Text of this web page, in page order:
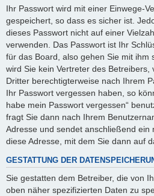
Ihr Passwort wird mit einer Einwege-
gespeichert, so dass es sicher ist.
dieses Passwort nicht auf einer
verwenden. Das Passwort ist Ihr
für das Board, also gehen Sie mit ihm
wird Sie kein Vertreter des Betreibers,
Dritter berechtigterweise nach Ihrem
Ihr Passwort vergessen haben, so
habe mein Passwort vergessen“
fragt Sie dann nach Ihrem
Adresse und sendet anschließend ein
diese Adresse, mit dem Sie dann auf
GESTATTUNG DER
Sie gestatten dem Betreiber, die von
oben näher spezifizierten Daten zu